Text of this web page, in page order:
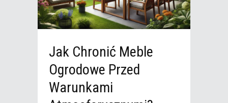
Jak Chronić Meble
Ogrodowe Przed
Warunkami